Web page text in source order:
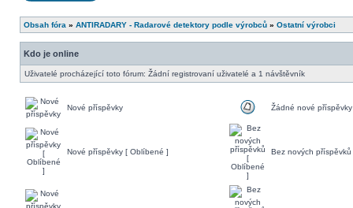
Obsah fóra » ANTIRADARY - Radarové detektory podle výrobců » Ostatní výrobci
Kdo je online
Uživatelé procházející toto fórum: Žádní registrovaní uživatelé a 1 návštěvník
Nové příspěvky Žádné nové příspěvky
Nové příspěvky [ Oblíbené ] Bez nových